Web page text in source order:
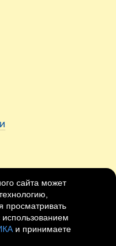
сайта может
просматривать
и принимаете